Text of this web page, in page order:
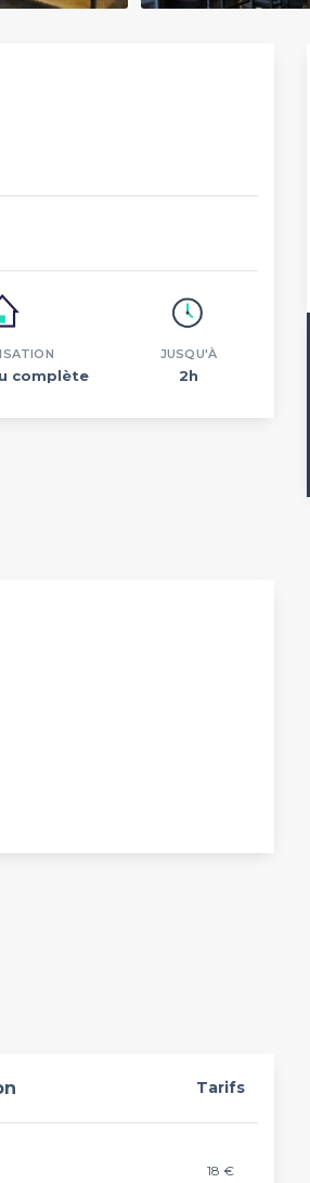
complète
JUSQU'À
2h
Tarifs
18 €